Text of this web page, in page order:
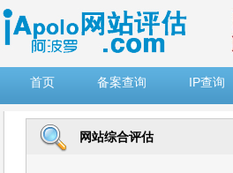
首页
备案查询 IP查询
网站综合评估